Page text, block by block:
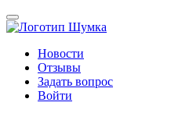
Новости
Отзывы
Задать вопрос
Войти